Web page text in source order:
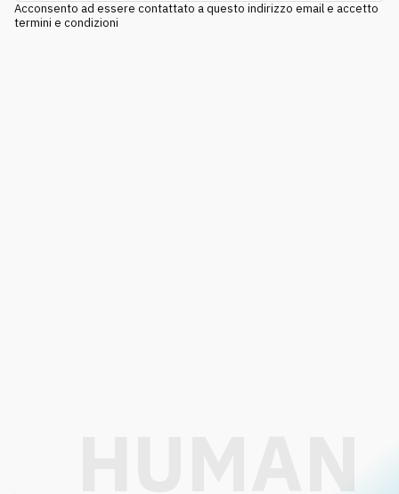
Acconsento ad essere contattato a questo indirizzo email e accetto
termini e condizioni